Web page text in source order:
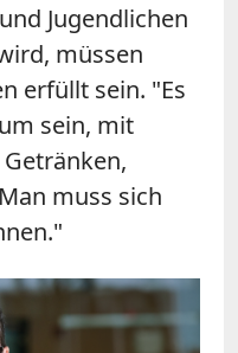
Jugendlichen
müssen
erfüllt sein. "Es
sein, mit
muss sich